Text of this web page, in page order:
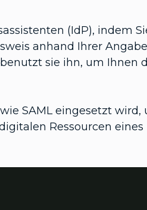
(IdP), indem
anhand Ihrer
sie ihn, um Ihnen
SAML eingesetzt wird,
Ressourcen eines